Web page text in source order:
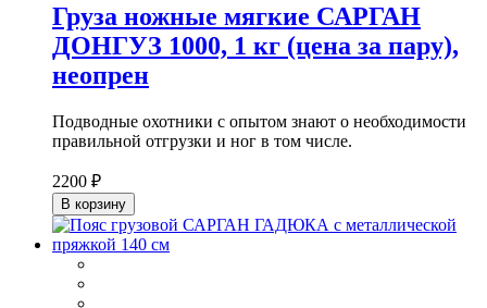
Груза ножные мягкие САРГАН
ДОНГУЗ 1000, 1 кг (цена за пару),
неопрен
Подводные охотники с опытом знают о необходимости
правильной отгрузки и ног в том числе.
2200 ₽
В корзину